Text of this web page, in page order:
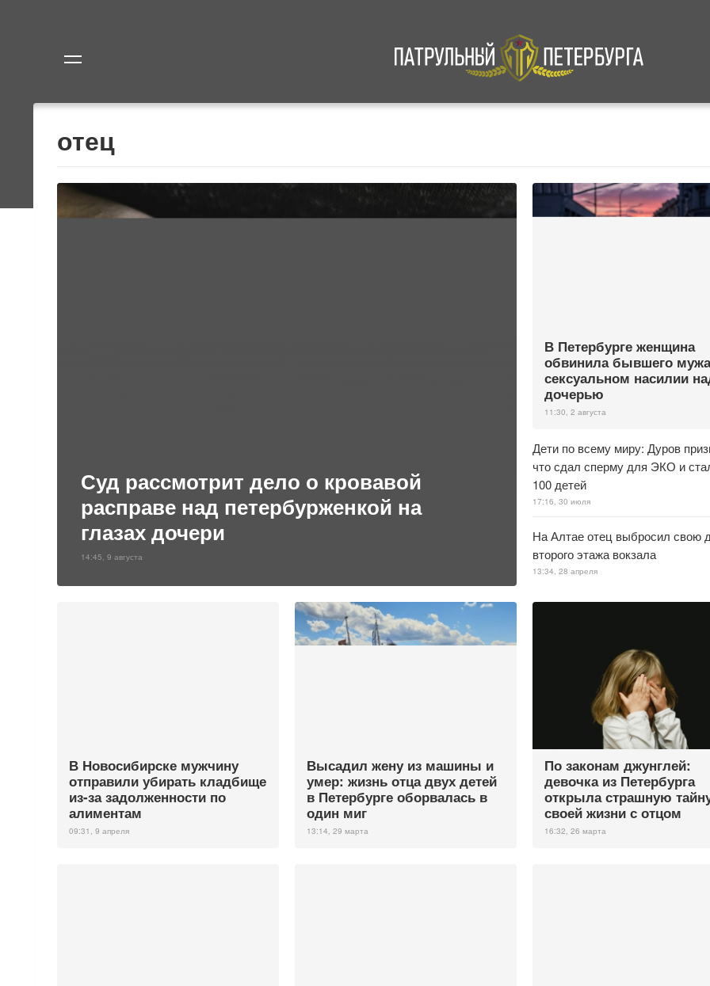
отец
Суд рассмотрит дело о кровавой
расправе над петербурженкой на
глазах дочери
14:45, 9 августа
В Петербурге женщина
обвинила бывшего
сексуальном насилии
дочерью
11:30, 2 августа
Дети по всему миру: Дуров
что сдал сперму для ЭКО и
100 детей
17:16, 30 июля
На Алтае отец выбросил свою
второго этажа вокзала
13:34, 28 апреля
В Новосибирске мужчину
отправили убирать кладбище
из-за задолженности по
алиментам
09:31, 9 апреля
Высадил жену из машины и
умер: жизнь отца двух детей
в Петербурге оборвалась в
один миг
13:14, 29 марта
По законам джунглей:
девочка из Петербурга
открыла страшную
своей жизни с отцом
16:32, 26 марта